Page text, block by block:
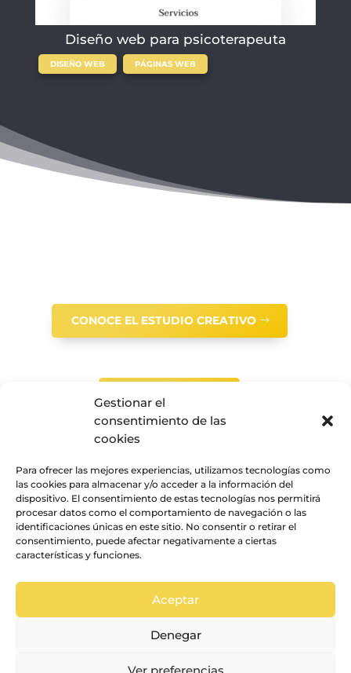
Gestionar el
consentimiento de las
cookies
Para ofrecer las mejores experiencias, utilizamos tecnologías como
las cookies para almacenar y/o acceder a la información del
dispositivo. El consentimiento de estas tecnologías nos permitirá
procesar datos como el comportamiento de navegación o las
identificaciones únicas en este sitio. No consentir o retirar el
consentimiento, puede afectar negativamente a ciertas
características y funciones.
Aceptar
Denegar
Ver preferencias
Diseño web para psicoterapeuta
DISEÑO WEB
,
PÁGINAS WEB
CONOCE EL ESTUDIO CREATIVO
CONTÁCTANOS
© La vida en un pixel
Condiciones